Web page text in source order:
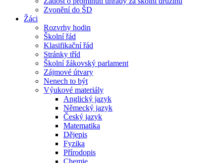
Zvonění do ŠD
Žáci
Rozvrhy hodin
Školní řád
Klasifikační řád
Stránky tříd
Školní žákovský parlament
Zájmové útvary
Nenech to být
Výukové materiály
Anglický jazyk
Německý jazyk
Český jazyk
Matematika
Dějepis
Fyzika
Přírodopis
Chemie